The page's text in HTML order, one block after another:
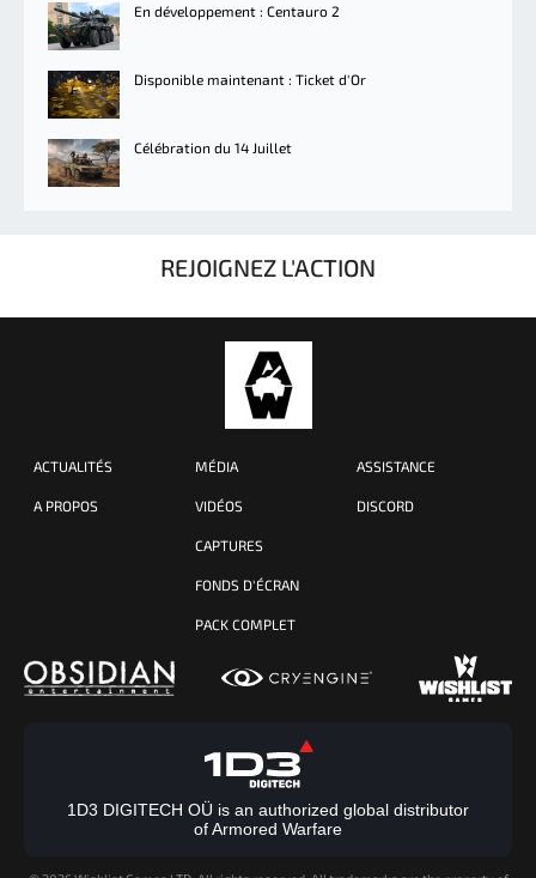
En développement : Centauro 2
Disponible maintenant : Ticket d'Or
Célébration du 14 Juillet
REJOIGNEZ L'ACTION
ACTUALITÉS
A PROPOS
MÉDIA
VIDÉOS
CAPTURES
FONDS D'ÉCRAN
PACK COMPLET
ASSISTANCE
DISCORD
1D3 DIGITECH OÜ is an authorized global distributor
of Armored Warfare